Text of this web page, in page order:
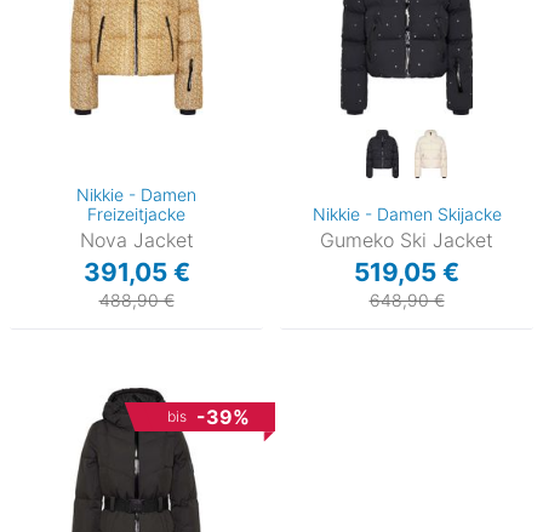
Nikkie - Damen
Freizeitjacke
Nova Jacket
391,05 €
488,90 €
Nikkie - Damen Skijacke
Gumeko Ski Jacket
519,05 €
648,90 €
bis -39%